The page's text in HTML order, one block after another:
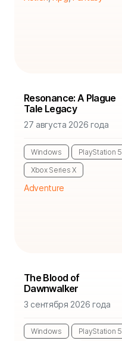
Resonance: A Plague
Tale Legacy
27 августа 2026 года
Windows PlayStation 5
Xbox Series X
Adventure
The Blood of
Dawnwalker
3 сентября 2026 года
Windows PlayStation 5